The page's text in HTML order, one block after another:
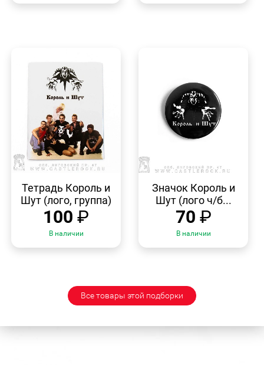
ПРОСМОТР
Тетрадь Король и
Шут (лого, группа)
100 ₽
В наличии
ПРОСМОТР
Значок Король и
Шут (лого ч/б...
70 ₽
В наличии
Все товары этой подборки